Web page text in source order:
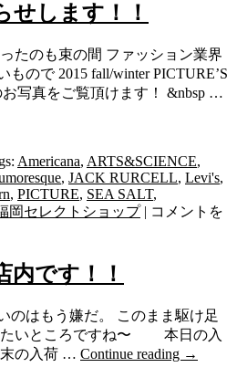
military
ミ
ク
ス
の
介
で
す!!
は
せします！！
たのも束の間 ファッション業界
ので 2015 fall/winter PICTURE’S
お写真をご覧頂けます！ &nbsp …
Americana, ARTS&SCIENCE,
, JACK RURCELL, Levi's,
, PICTURE, SEA SALT,
岡セレクトショップ| 最
お
知
せ
コメントを
内です！！
はもう嫌だ。 このまま駆け足
たいところですね〜 本日の入
の入荷 … Continue reading →